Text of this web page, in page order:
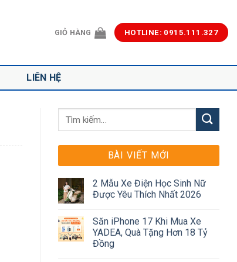
GIỎ HÀNG HOTLINE: 0915.111.327
LIÊN HỆ
BÀI VIẾT MỚI
2 Mẫu Xe Điện Học Sinh Nữ
Được Yêu Thích Nhất 2026
Săn iPhone 17 Khi Mua Xe
YADEA, Quà Tặng Hơn 18 Tỷ
Đồng